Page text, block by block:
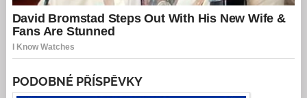
PODOBNÉ PŘÍSPĚVKY